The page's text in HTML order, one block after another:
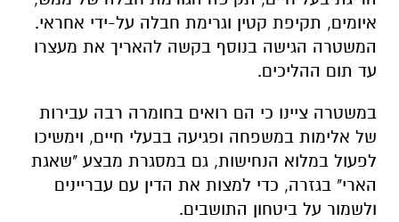
במשטרה ציינו כי הם רואים בחומרה רבה עבירות
של אלימות במשפחה ופגיעה בבעלי חיים, וימשיכו
לפעול במלוא הנחישות, גם במסגרת מבצע "שאגת
ולשמור על ביטחון התושבים.
אינדקס העסקים של באר שבע נט